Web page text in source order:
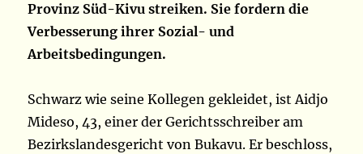
Provinz Süd-Kivu streiken. Sie fordern die
Verbesserung ihrer Sozial- und
Arbeitsbedingungen.
Schwarz wie seine Kollegen gekleidet, ist Aidjo
Mideso, 43, einer der Gerichtsschreiber am
Bezirkslandesgericht von Bukavu. Er beschloss,